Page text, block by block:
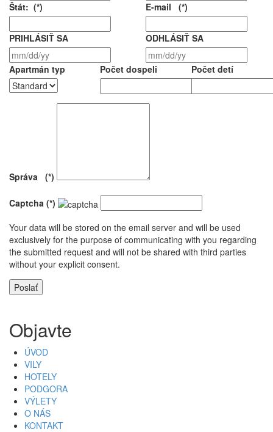
Štát: (*) E-mail (*)
PRIHLÁSIŤ SA ODHLÁSIŤ SA
Apartmán typ Počet dospeli Počet detí
Správa (*)
Captcha (*)
Your data will be stored on the email server and will be used
exclusively for the purpose of communicating with you regarding
the submitted request and will not be shared with third parties
without your explicit consent.
Poslať
Objavte
ÚVOD
VILY
HOTELY
PODGORA
VÝLETY
O NÁS
KONTAKT